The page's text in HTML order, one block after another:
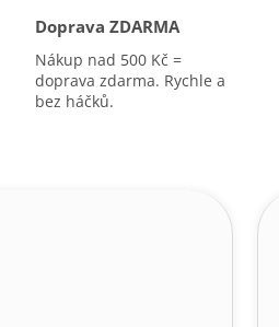
A
Doprava ZDARMA
Nákup nad 500 Kč =
doprava zdarma. Rychle a
bez háčků.